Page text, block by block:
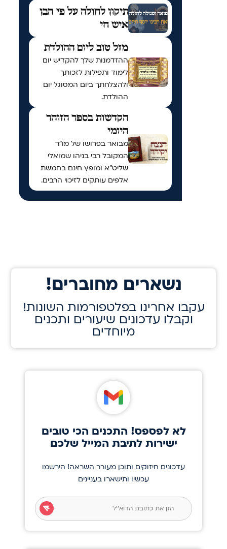
תיקון לחולה על פי הבן
איש חי
מזל טוב ליום ההולדת
ההזדמנות שלך להקדיש יום
לימוד ותפילות לזכותך
ולהצלחתך ביום המסוגל יום
ההולדת.
הקדשות בספר הזוהר
היומי
מבואר בפרושו של מו"ר
המקובל רבי בניהו שמואלי
שליט"א ומופץ חינם בחמשת
אלפים עותקים לזיכוי הרבים.
!נשארים מחוברים
!עקבו אחרינו בפלטפורמות השונות
וקבלו עדכונים שיעורים ותכנים
מיוחדים
לא לפספס! התכנים הכי טובים
ישירות לתיבת המייל שלכם
עדכונים חיזוקים ותוכן מעורר השראה! הירשמו
עכשיו ותישארו בעניינים